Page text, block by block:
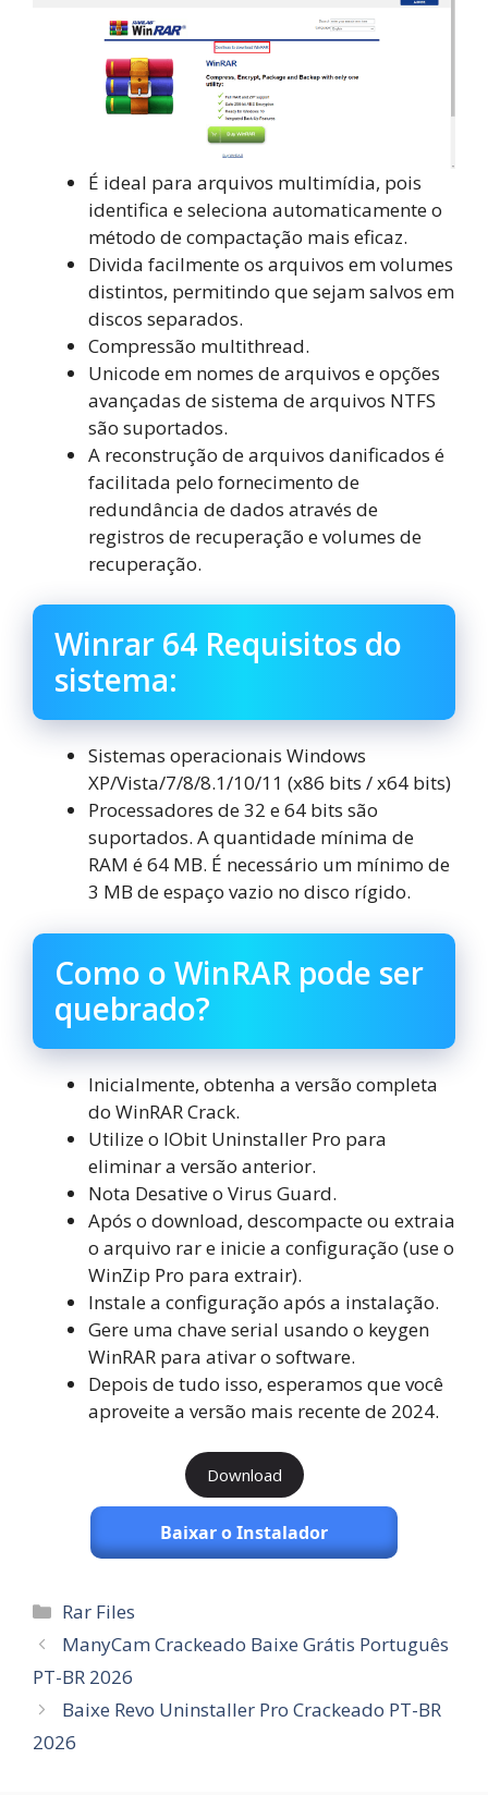
É ideal para arquivos multimídia, pois
identifica e seleciona automaticamente o
método de compactação mais eficaz.
Divida facilmente os arquivos em volumes
distintos, permitindo que sejam salvos em
discos separados.
Compressão multithread.
Unicode em nomes de arquivos e opções
avançadas de sistema de arquivos NTFS
são suportados.
A reconstrução de arquivos danificados é
facilitada pelo fornecimento de
redundância de dados através de
registros de recuperação e volumes de
recuperação.
Winrar 64 Requisitos do
sistema:
Sistemas operacionais Windows
XP/Vista/7/8/8.1/10/11 (x86 bits / x64 bits)
Processadores de 32 e 64 bits são
suportados. A quantidade mínima de
RAM é 64 MB. É necessário um mínimo de
3 MB de espaço vazio no disco rígido.
Como o WinRAR pode ser
quebrado?
Inicialmente, obtenha a versão completa
do WinRAR Crack.
Utilize o IObit Uninstaller Pro para
eliminar a versão anterior.
Nota Desative o Virus Guard.
Após o download, descompacte ou extraia
o arquivo rar e inicie a configuração (use o
WinZip Pro para extrair).
Instale a configuração após a instalação.
Gere uma chave serial usando o keygen
WinRAR para ativar o software.
Depois de tudo isso, esperamos que você
aproveite a versão mais recente de 2024.
Download
Baixar o Instalador
Categorias
Rar Files
ManyCam Crackeado Baixe Grátis Português
PT-BR 2026
Baixe Revo Uninstaller Pro Crackeado PT-BR
2026